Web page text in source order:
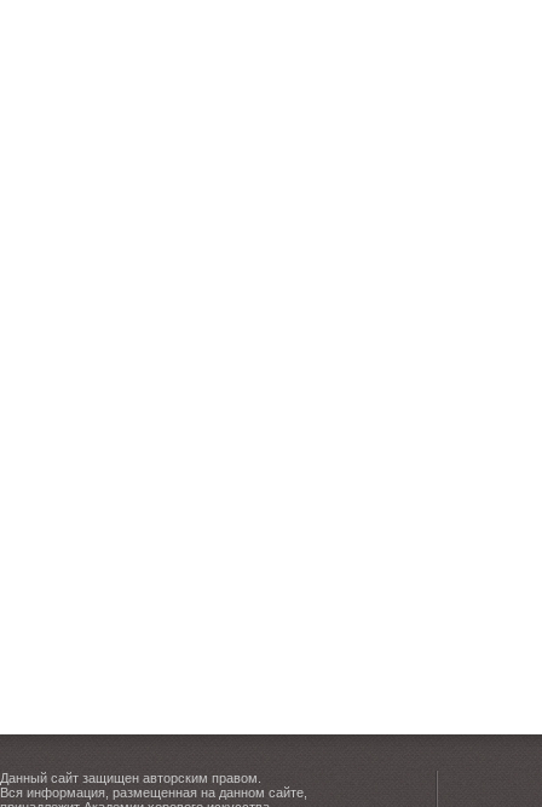
Данный сайт защищен авторским правом.
Вся информация, размещенная на данном сайте,